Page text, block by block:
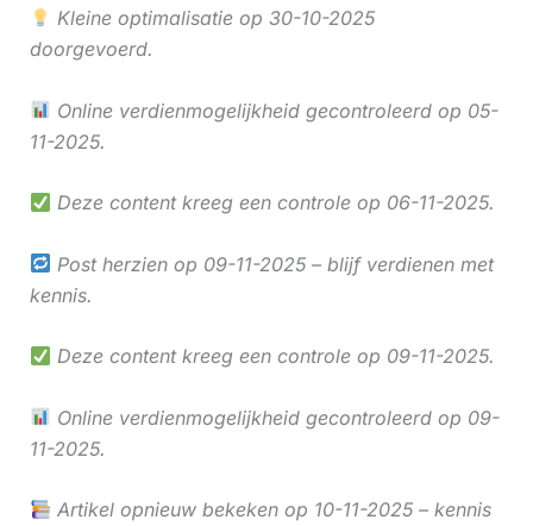
Kleine optimalisatie op 30-10-2025
doorgevoerd.
Online verdienmogelijkheid gecontroleerd op 05-
11-2025.
Deze content kreeg een controle op 06-11-2025.
Post herzien op 09-11-2025 – blijf verdienen met
kennis.
Deze content kreeg een controle op 09-11-2025.
Online verdienmogelijkheid gecontroleerd op 09-
11-2025.
Artikel opnieuw bekeken op 10-11-2025 – kennis